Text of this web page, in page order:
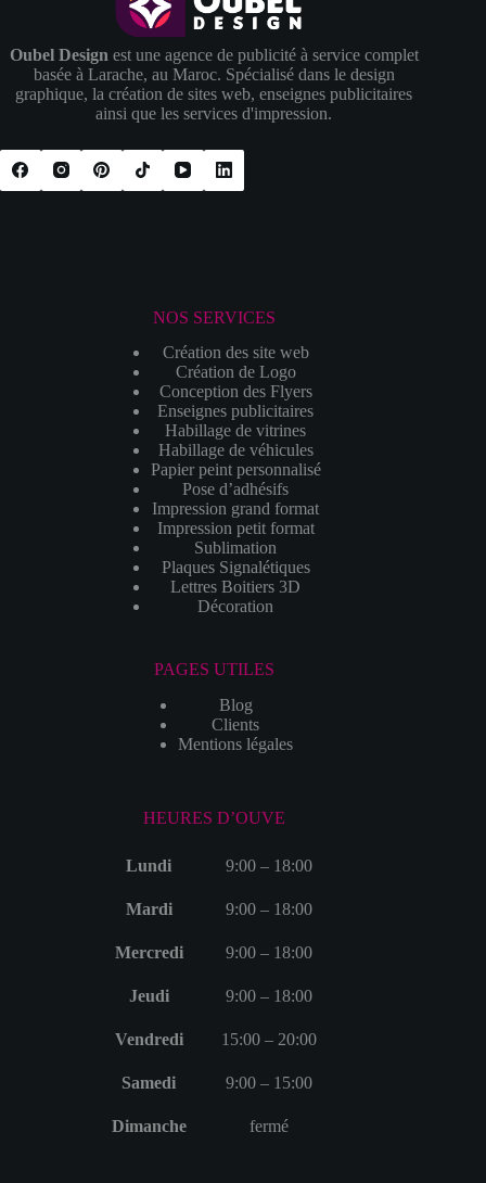
gestionnaire
des
réseaux
sociaux
performant
Oubel Design est une agence de publicité à service complet
basée à Larache, au Maroc. Spécialisé dans le design
graphique, la création de sites web, enseignes publicitaires
ainsi que les services d'impression.
NOS SERVICES
Création des site web
Création de Logo
Conception des Flyers
Enseignes publicitaires
Habillage de vitrines
Habillage de véhicules
Papier peint personnalisé
Pose d’adhésifs
Impression grand format
Impression petit format
Sublimation
Plaques Signalétiques
Lettres Boitiers 3D
Décoration
PAGES UTILES
Blog
Clients
Mentions légales
HEURES D’OUVE
Lundi 9:00 – 18:00
Mardi 9:00 – 18:00
Mercredi 9:00 – 18:00
Jeudi 9:00 – 18:00
Vendredi 15:00 – 20:00
Samedi 9:00 – 15:00
Dimanche fermé